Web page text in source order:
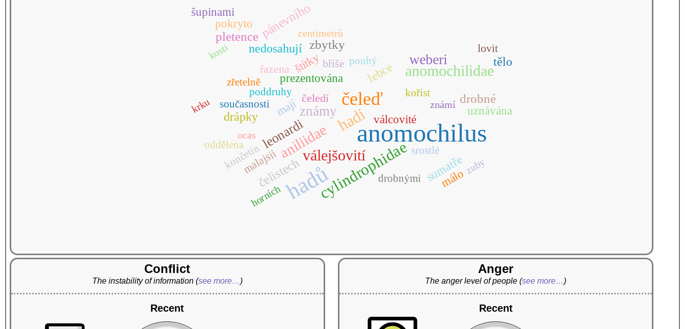
anomochilus
hadů
čeleď
hadi
cylindrophidae
anomochilidae
válejšovití
aniliidae
weberi
známy
leonardi
drobné
pletence pánevního
zbytky
čelistech
drápky
lebce
nedosahují
sumatře
tělo
mají
málo
pokryto
prezentována
uznávána
válcovité
štítky
šupinami
břiše
lovit
malajsii
čeledí
řazena
drobnými
končetin
kořist
oddělena
poddruhy
pouhý
současnosti
srostlé
zřetelně
centimetrů
horních
kosti
krku
ocas
známí
zuby
Conflict
The instability of information (see more…)
Recent
Anger
The anger level of people(see more…)
Recent